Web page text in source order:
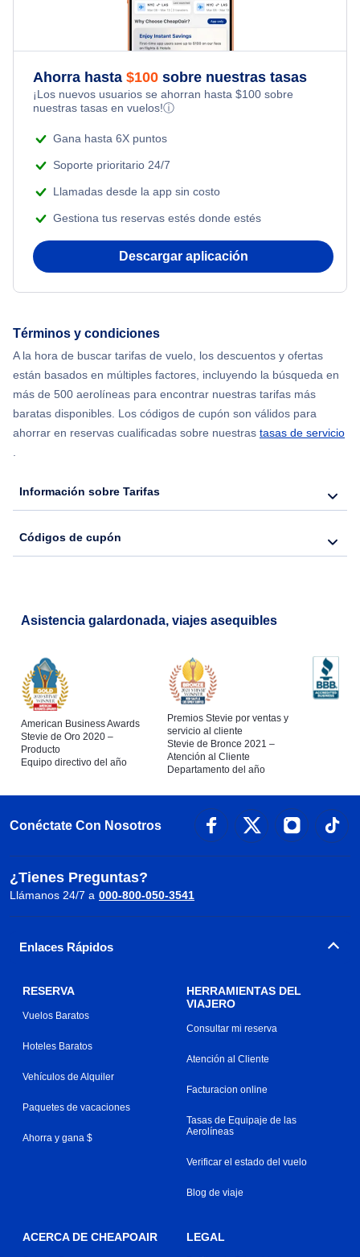
Ahorra hasta $100 sobre nuestras tasas
¡Los nuevos usuarios se ahorran hasta $100 sobre
nuestras tasas en vuelos!ⓘ
Gana hasta 6X puntos
Soporte prioritario 24/7
Llamadas desde la app sin costo
Gestiona tus reservas estés donde estés
Descargar aplicación
Términos y condiciones
A la hora de buscar tarifas de vuelo, los descuentos y ofertas
están basados en múltiples factores, incluyendo la búsqueda en
más de 500 aerolíneas para encontrar nuestras tarifas más
baratas disponibles. Los códigos de cupón son válidos para
ahorrar en reservas cualificadas sobre nuestras tasas de servicio
.
Información sobre Tarifas
Códigos de cupón
Asistencia galardonada, viajes asequibles
American Business Awards
Stevie de Oro 2020 –
Producto
Equipo directivo del año
Premios Stevie por ventas y
servicio al cliente
Stevie de Bronce 2021 –
Atención al Cliente
Departamento del año
Conéctate Con Nosotros
¿Tienes Preguntas?
Llámanos 24/7 a 000-800-050-3541
Enlaces Rápidos
RESERVA
Vuelos Baratos
Hoteles Baratos
Vehículos de Alquiler
Paquetes de vacaciones
Ahorra y gana $
HERRAMIENTAS DEL
VIAJERO
Consultar mi reserva
Atención al Cliente
Facturacion online
Tasas de Equipaje de las
Aerolíneas
Verificar el estado del vuelo
Blog de viaje
ACERCA DE CHEAPOAIR LEGAL